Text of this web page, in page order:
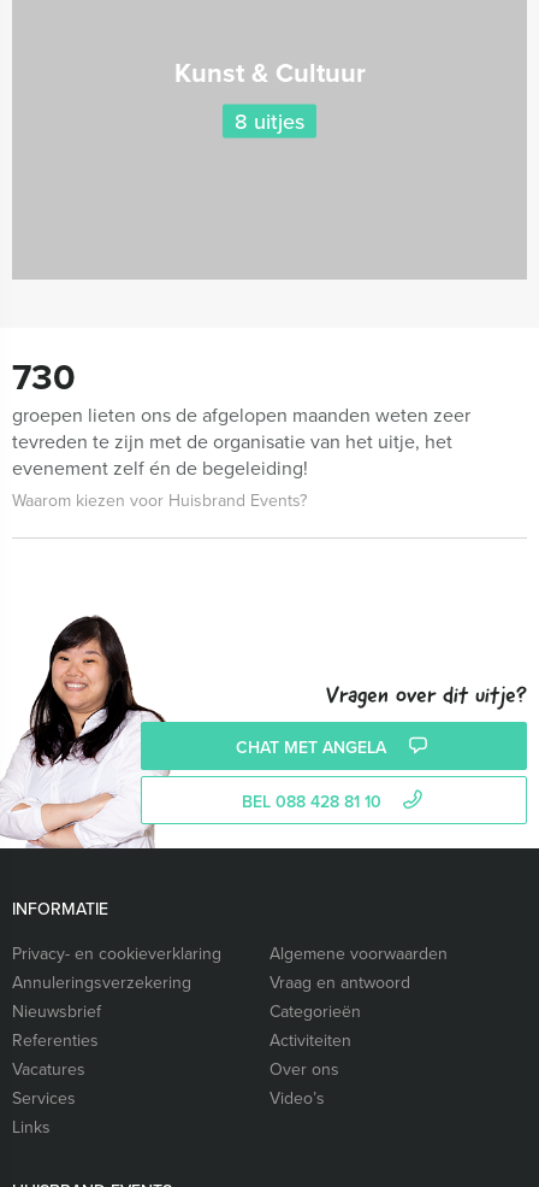
Kunst & Cultuur
8 uitjes
730
groepen lieten ons de afgelopen maanden weten zeer
tevreden te zijn met de organisatie van het uitje, het
evenement zelf én de begeleiding!
Waarom kiezen voor Huisbrand Events?
Vragen over dit uitje?
CHAT MET ANGELA
BEL 088 428 81 10
INFORMATIE
Privacy- en cookieverklaring
Algemene voorwaarden
Annuleringsverzekering
Vraag en antwoord
Nieuwsbrief
Categorieën
Referenties
Activiteiten
Vacatures
Over ons
Services
Video’s
Links